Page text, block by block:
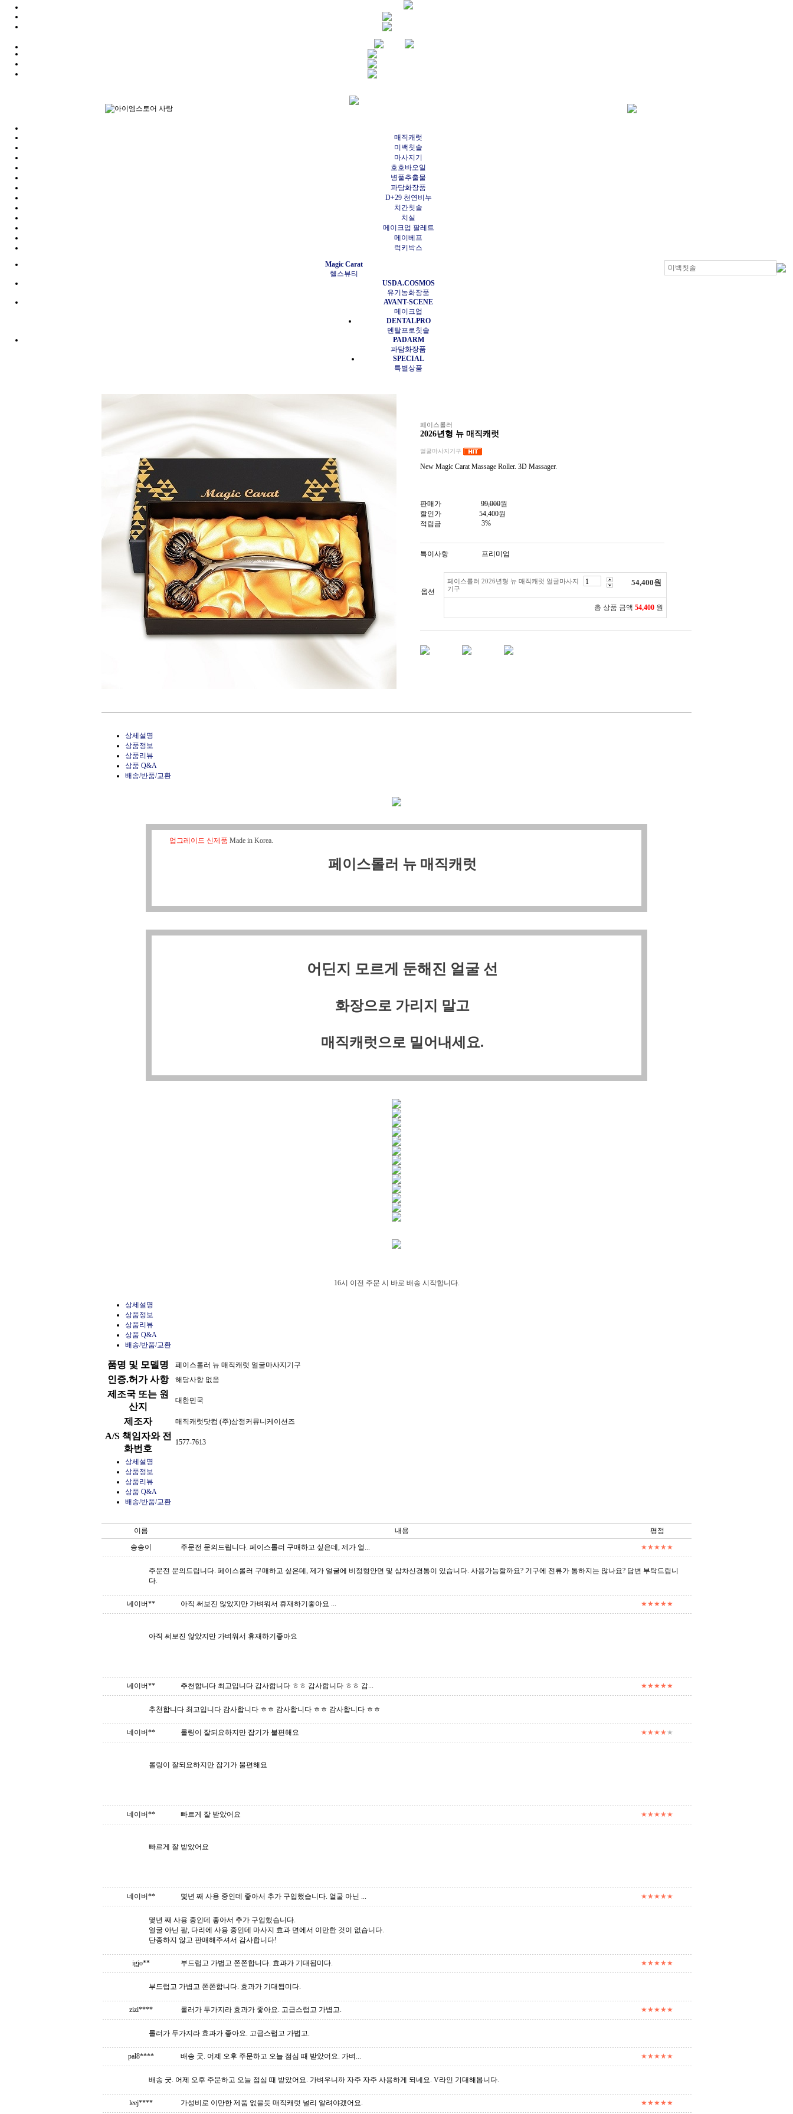
매직캐럿
미백칫솔
마사지기
호호바오일
병풀추출물
파담화장품
D+29 천연비누
치간칫솔
치실
메이크업 팔레트
메이베프
럭키박스
Magic Carat
헬스뷰티
USDA.COSMOS
유기농화장품
AVANT-SCENE
메이크업
DENTALPRO
덴탈프로칫솔
PADARM
파담화장품
SPECIAL
특별상품
페이스롤러
2026년형 뉴 매직캐럿
얼굴마사지기구
New Magic Carat Massage Roller. 3D Massager.
판매가 99,000원
할인가
54,400원
적립금
3%
특이사항 프리미엄
옵션
페이스롤러 2026년형 뉴 매직캐럿 얼굴마사지
기구
54,400원
총 상품 금액 54,400 원
상세설명
상품정보
상품리뷰
상품 Q&A
배송/반품/교환
업그레이드 신제품 Made in Korea.
페이스롤러 뉴 매직캐럿
어딘지 모르게 둔해진 얼굴 선
화장으로 가리지 말고
매직캐럿으로 밀어내세요.
16시 이전 주문 시 바로 배송 시작합니다.
상세설명
상품정보
상품리뷰
상품 Q&A
배송/반품/교환
품명 및 모델명 페이스롤러 뉴 매직캐럿 얼굴마사지기구
인증.허가 사항 해당사항 없음
제조국 또는 원
산지
대한민국
제조자 매직캐럿닷컴 (주)삼정커뮤니케이션즈
A/S 책임자와 전
화번호
1577-7613
상세설명
상품정보
상품리뷰
상품 Q&A
배송/반품/교환
이름 내용
평점
송송이
주문전 문의드립니다. 페이스롤러 구매하고 싶은데, 제가 얼... ★★★★★
주문전 문의드립니다. 페이스롤러 구매하고 싶은데, 제가 얼굴에 비정형안면 및 삼차신경통이 있습니다. 사용가능할까요? 기구에 전류가 통하지는 않나요? 답변 부탁드립니
다.
네이버** 아직 써보진 않았지만 가벼워서 휴재하기좋아요 ... ★★★★★
아직 써보진 않았지만 가벼워서 휴재하기좋아요
네이버** 추천합니다 최고입니다 감사합니다 ㅎㅎ 감사합니다 ㅎㅎ 감... ★★★★★
추천합니다 최고입니다 감사합니다 ㅎㅎ 감사합니다 ㅎㅎ 감사합니다 ㅎㅎ
네이버** 롤링이 잘되요하지만 잡기가 불편해요 ★★★★★
롤링이 잘되요하지만 잡기가 불편해요
네이버** 빠르게 잘 받았어요 ★★★★★
빠르게 잘 받았어요
네이버** 몇년 째 사용 중인데 좋아서 추가 구입했습니다. 얼굴 아닌 ... ★★★★★
몇년 째 사용 중인데 좋아서 추가 구입했습니다.
얼굴 아닌 팔, 다리에 사용 중인데 마사지 효과 면에서 이만한 것이 없습니다.
단종하지 않고 판매해주셔서 감사합니다!
igjo** 부드럽고 가볍고 쫀쫀합니다. 효과가 기대됩미다. ★★★★★
부드럽고 가볍고 쫀쫀합니다. 효과가 기대됩미다.
zizi**** 롤러가 두가지라 효과가 좋아요. 고급스럽고 가볍고. ★★★★★
롤러가 두가지라 효과가 좋아요. 고급스럽고 가볍고.
pal8**** 배송 굿. 어제 오후 주문하고 오늘 점심 때 받았어요. 가벼... ★★★★★
배송 굿. 어제 오후 주문하고 오늘 점심 때 받았어요. 가벼우니까 자주 자주 사용하게 되네요. V라인 기대해봅니다.
leej**** 가성비로 이만한 제품 없을듯 매직캐럿 널리 알려야겠어요. ★★★★★